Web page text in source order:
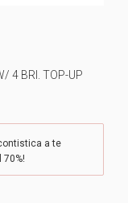
4 BRI. TOP-UP
a te